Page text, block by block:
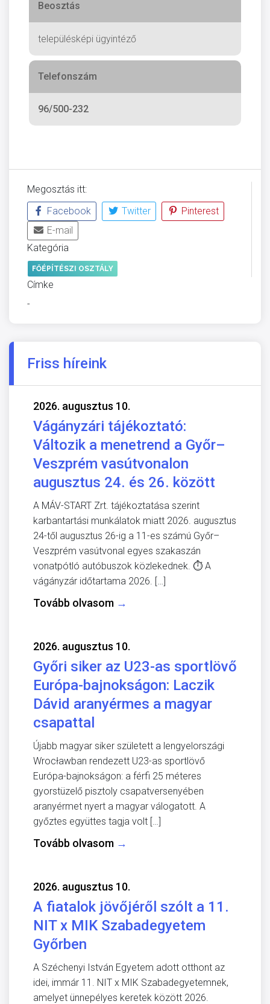
Beosztás
településképi ügyintéző
Telefonszám
96/500-232
Megosztás itt:
Facebook
Twitter
Pinterest
E-mail
Kategória
FŐÉPÍTÉSZI OSZTÁLY
Címke
-
Friss híreink
2026. augusztus 10.
Vágányzári tájékoztató:
Változik a menetrend a Győr–
Veszprém vasútvonalon
augusztus 24. és 26. között
A MÁV-START Zrt. tájékoztatása szerint
karbantartási munkálatok miatt 2026. augusztus
24-től augusztus 26-ig a 11-es számú Győr–
Veszprém vasútvonal egyes szakaszán
vonatpótló autóbuszok közlekednek. ⏱️ A
vágányzár időtartama 2026. […]
Tovább olvasom →
2026. augusztus 10.
Győri siker az U23-as sportlövő
Európa-bajnokságon: Laczik
Dávid aranyérmes a magyar
csapattal
Újabb magyar siker született a lengyelországi
Wrocławban rendezett U23-as sportlövő
Európa-bajnokságon: a férfi 25 méteres
gyorstüzelő pisztoly csapatversenyében
aranyérmet nyert a magyar válogatott. A
győztes együttes tagja volt […]
Tovább olvasom →
2026. augusztus 10.
A fiatalok jövőjéről szólt a 11.
NIT x MIK Szabadegyetem
Győrben
A Széchenyi István Egyetem adott otthont az
idei, immár 11. NIT x MIK Szabadegyetemnek,
amelyet ünnepélyes keretek között 2026.